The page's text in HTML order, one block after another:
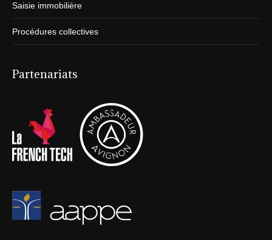
Saisie immobilière
Procédures collectives
Partenariats